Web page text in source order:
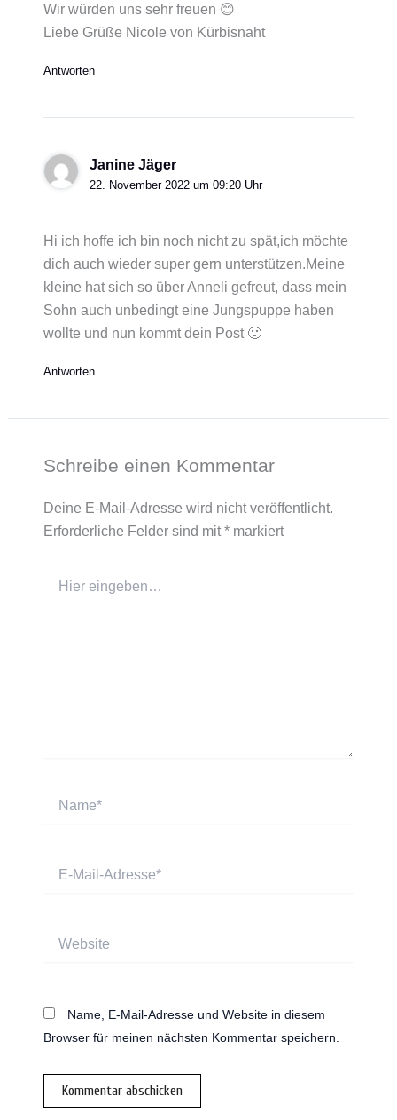
Wir würden uns sehr freuen 😊
Liebe Grüße Nicole von Kürbisnaht
Antworten
Janine Jäger
22. November 2022 um 09:20 Uhr
Hi ich hoffe ich bin noch nicht zu spät,ich möchte
dich auch wieder super gern unterstützen.Meine
kleine hat sich so über Anneli gefreut, dass mein
Sohn auch unbedingt eine Jungspuppe haben
wollte und nun kommt dein Post 🙂
Antworten
Schreibe einen Kommentar
Deine E-Mail-Adresse wird nicht veröffentlicht.
Erforderliche Felder sind mit*markiert
eingeben…
Name*
Mail-
Website
Name, E-Mail-Adresse und Website in diesem
Browser für meinen nächsten Kommentar speichern.